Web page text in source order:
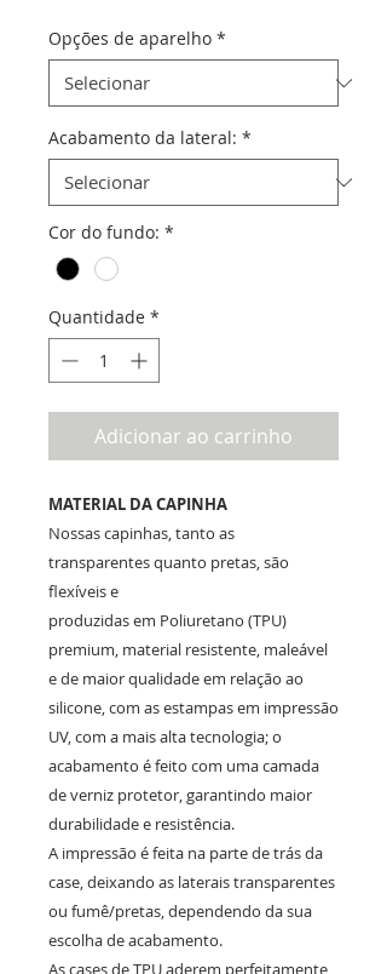
Opções de aparelho *
Acabamento da lateral: *
Cor do fundo: *
Quantidade *
Adicionar ao carrinho
MATERIAL DA CAPINHA
Nossas capinhas, tanto as
transparentes quanto pretas, são
flexíveis e
produzidas em Poliuretano (TPU)
premium, material resistente, maleável
e de maior qualidade em relação ao
silicone, com as estampas em impressão
UV, com a mais alta tecnologia; o
acabamento é feito com uma camada
de verniz protetor, garantindo maior
durabilidade e resistência.
A impressão é feita na parte de trás da
case, deixando as laterais transparentes
ou fumê/pretas, dependendo da sua
escolha de acabamento.
As cases de TPU aderem perfeitamente